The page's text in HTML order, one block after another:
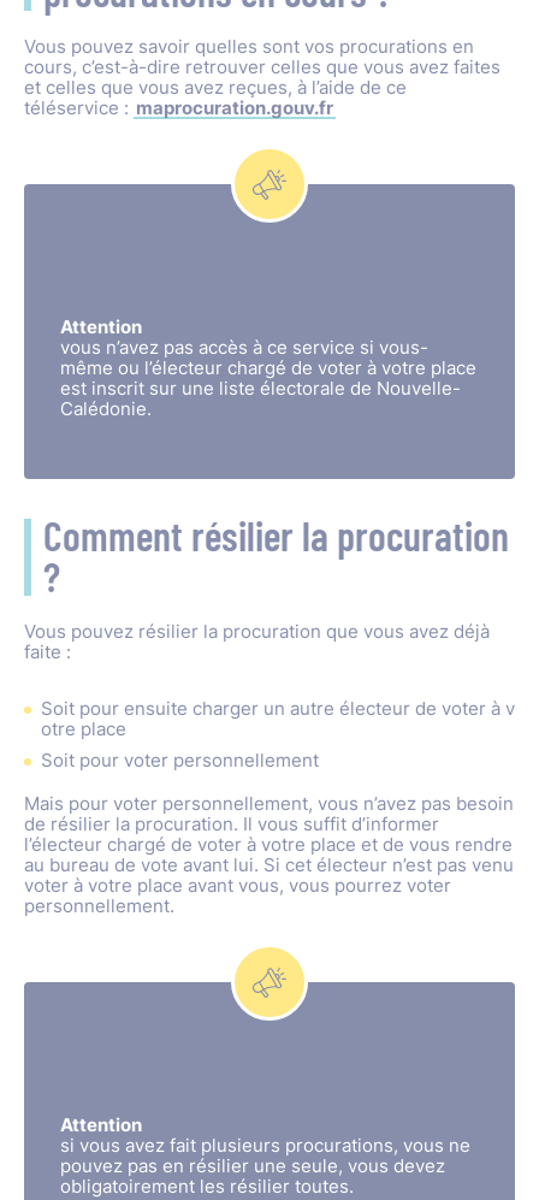
Vous pouvez savoir quelles sont vos procurations en
cours, c’est-à-dire retrouver celles que vous avez faites
et celles que vous avez reçues, à l’aide de ce
téléservice : maprocuration.gouv.fr
Attention
vous n’avez pas accès à ce service si vous-
même ou l’électeur chargé de voter à votre place
est inscrit sur une liste électorale de Nouvelle-
Calédonie.
Comment résilier la procuration
?
Vous pouvez résilier la procuration que vous avez déjà
faite :
Soit pour ensuite charger un autre électeur de voter à v
otre place
Soit pour voter personnellement
Mais pour voter personnellement, vous n’avez pas besoin
de résilier la procuration. Il vous suffit d’informer
l’électeur chargé de voter à votre place et de vous rendre
au bureau de vote avant lui. Si cet électeur n’est pas venu
voter à votre place avant vous, vous pourrez voter
personnellement.
Attention
si vous avez fait plusieurs procurations, vous ne
pouvez pas en résilier une seule, vous devez
obligatoirement les résilier toutes.